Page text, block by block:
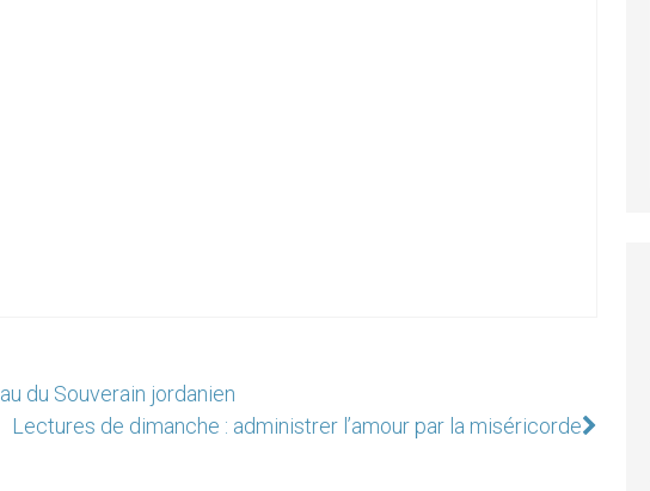
du Souverain jordanien
Lectures de dimanche : administrer l’amour par la miséricorde